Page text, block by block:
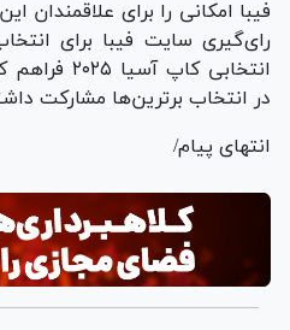
فیبا امکانی را برای
رای‌گیری سایت فیبا برای
انتخابی
در انتخاب برترین‌ها مشارکت
انتهای پیام/